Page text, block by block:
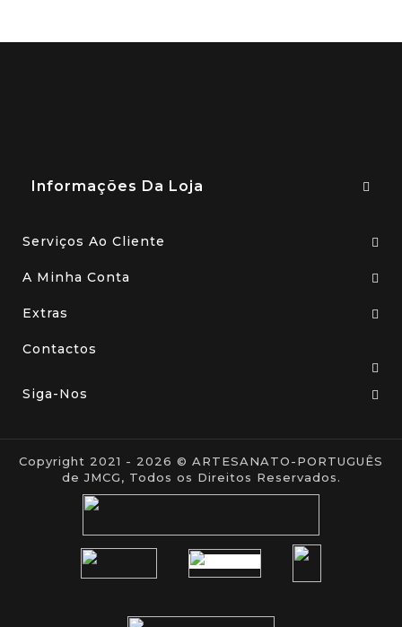
Informações Da Loja
Serviços Ao Cliente
A Minha Conta
Extras
Contactos
Siga-Nos
Copyright 2021 - 2026 © ARTESANATO-PORTUGUÊS
de JMCG, Todos os Direitos Reservados.